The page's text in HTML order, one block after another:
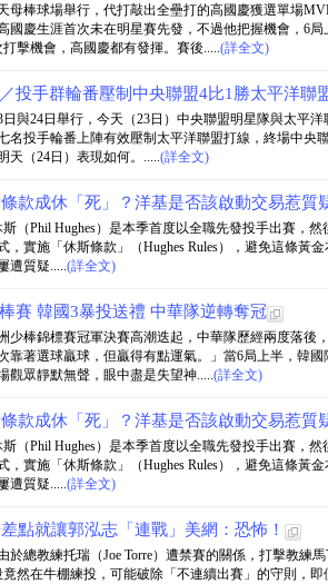
母棒球場舉行，代打敲出全壘打的高國慶獲選單場
國慶生涯首次未在明星賽先發，不過他把握機會，6
擊機會，高國慶都有發揮。賽後.....(詳全文)
投手群輪番壓制中央聯盟4比1勝太平洋聯
日與24日舉行，今天（23日）中央聯盟明星隊與太平
名投手輪番上陣有效壓制太平洋聯盟打線，終場中央
天（24日）表現如何。.....(詳全文)
款成休「死」？洋基是否該啟動交易惹質
（Phil Hughes）是本季首度以全職先發投手出賽，
，實施「休斯條款」（Hughes Rules），避免這條黃
遭質疑.....(詳全文)
賽 韓國3暴投送禮 中華隊逆轉奪冠
少棒錦標賽冠軍決賽高潮迭起，中華隊歷經兩度落後
靠著選球贏球，但贏得有點運氣。」當6局上半，韓
觀眾靜默無聲，眼中盡是失望神.....(詳全文)
款成休「死」？洋基是否該啟動交易惹質
（Phil Hughes）是本季首度以全職先發投手出賽，
，實施「休斯條款」（Hughes Rules），避免這條黃
遭質疑.....(詳全文)
點就讓郭泓志「連戰」美網：恐怖！
於總教練托瑞（Joe Torre）遭禁賽的關係，打擊教練
然在牛棚練投，可能破除「不連續出賽」的守則，